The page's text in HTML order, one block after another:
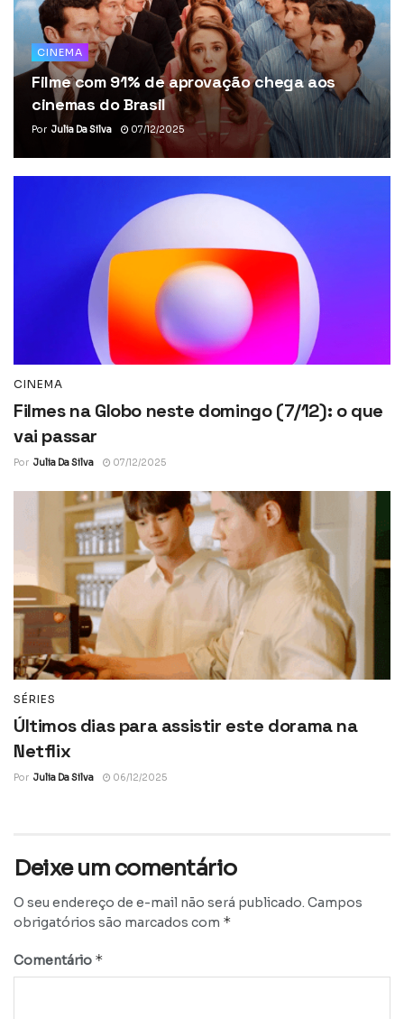
CINEMA
Filme com 91% de aprovação chega aos
cinemas do Brasil
Por Julia Da Silva 07/12/2025
CINEMA
Filmes na Globo neste domingo (7/12): o que
vai passar
Por Julia Da Silva 07/12/2025
SÉRIES
Últimos dias para assistir este dorama na
Netflix
Por Julia Da Silva 06/12/2025
Deixe um comentário
O seu endereço de e-mail não será publicado. Campos
obrigatórios são marcados com *
Comentário *